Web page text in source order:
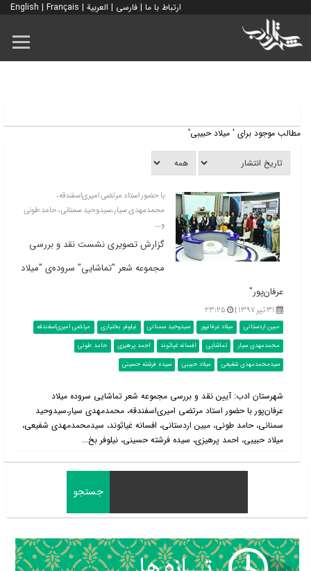
ارتباط با ما | فارسی | العربية |
English | Français
مطالب موجود برای ' میلاد حبیبی'
با حضور استاد مرتضی امیری‌اسفندقه،
محمدمهدی سیار،سیدوحید سمنانی، حامد طونی
و...
گزارش تصویری نشست نقد و بررسی
مجموعه شعر "تماشایی" سروده‌ی "میلاد
عرفان‌پور"
۳۱ تیر ۱۳۹۷ | ۲۳:۲۵
مبین اردستانی میلاد عرفانپور سیدوحید سمنانی نیلوفر بختیاری
مرتضی امیری‌اسفندقه
محمدمهدی سیار
تماشایی افسانه غیاثوند احمد پرهیزی
حامد طونی
سیدمحمدمهدی شفیعی
میلاد حبیبی سیده فرشته حسینی
شهرستان ادب: آیین نقد و بررسی مجموعه شعر تماشایی سروده میلاد
عرفان‌پور با حضور استاد مرتضی امیری‌اسفندقه، محمدمهدی سیار،سیدوحید
سمنانی، حامد طونی، مبین اردستانی، افسانه غیاثوند، سیدمحمدمهدی شفیعی،
میلاد حبیبی، احمد پرهیزی، سیده فرشته حسینی، نیلوفر بخ...